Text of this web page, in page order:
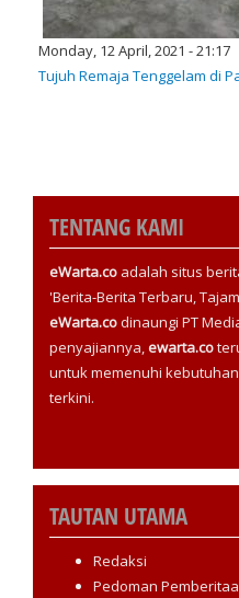
Monday, 12 April, 2021 - 21:17
Tujuh Remaja Tenggelam di
TENTANG KAMI
eWarta.co adalah situs
'Berita-Berita Terbaru,
eWarta.codinaungi PT
penyajiannya,ewarta.co
untuk memenuhi
terkini.
TAUTAN UTAMA
Redaksi
Pedoman